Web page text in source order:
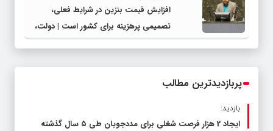
افزایش قیمت بنزین در شرایط فعلی،
تصمیمی پرهزینه برای کشور است | دولت،
قاچاق سوخت و عوامل اصلی ناترازی را
پربازدیدترین مطالب
بازدید:
ایجاد 2 هزار فرصت شغلی برای مددجویان طی ۵ سال گذشته